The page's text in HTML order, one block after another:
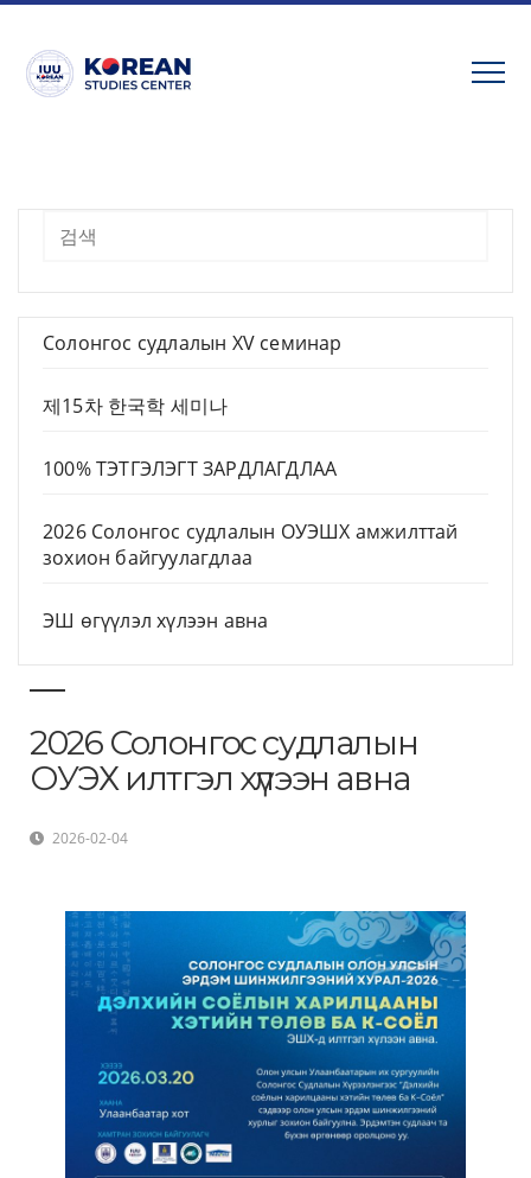
Skip
content
Хайх
Солонгос судлалын XV семинар
제15차 한국학 세미나
100% ТЭТГЭЛЭГТ ЗАРДЛАГДЛАА
2026 Солонгос судлалын ОУЭШХ амжилттай
зохион байгуулагдлаа
ЭШ өгүүлэл хүлээн авна
2026 Солонгос судлалын
ОУЭХ илтгэл хүлээн авна
2026-02-04